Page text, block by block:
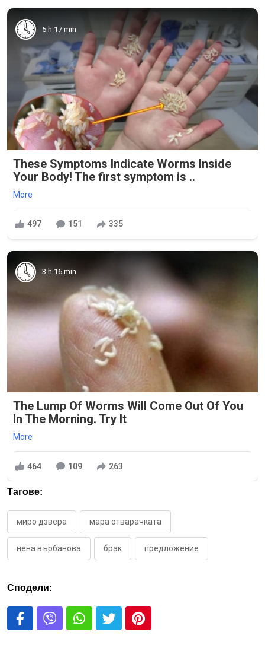
5 h 17 min
These Symptoms Indicate Worms Inside
Your Body! The first symptom is ..
More
497 151 335
3 h 16 min
The Lump Of Worms Will Come Out Of You
In The Morning. Try It
More
464 109 263
Тагове:
миро дзвера мара отварачката
нена върбанова брак предложение
Сподели: